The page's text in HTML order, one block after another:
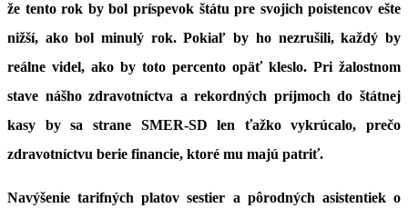
že tento rok by bol príspevok štátu pre svojich poistencov ešte
nižší, ako bol minulý rok. Pokiaľ by ho nezrušili, každý by
reálne videl, ako by toto percento opäť kleslo. Pri žalostnom
stave nášho zdravotníctva a rekordných príjmoch do štátnej
kasy by sa strane SMER-SD len ťažko vykrúcalo, prečo
zdravotníctvu berie financie, ktoré mu majú patriť.
Navýšenie tarifných platov sestier a pôrodných asistentiek o